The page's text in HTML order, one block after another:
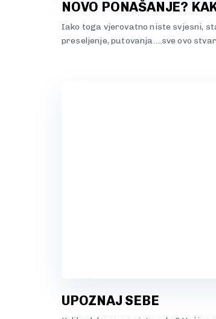
NOVO PONAŠANJE?
Iako toga vjerovatno niste svjesni,
preseljenje, putovanja….sve ovo
UPOZNAJ SEBE